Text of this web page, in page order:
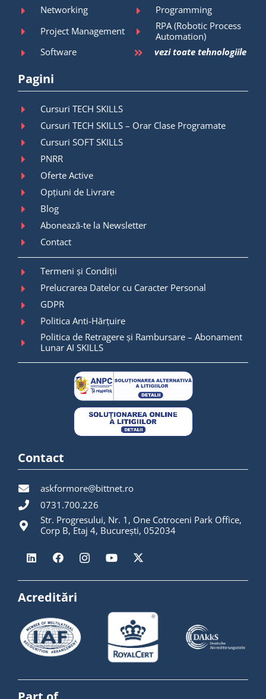
Networking
Programming
Project Management
RPA (Robotic Process
Automation)
Software
vezi toate tehnologiile
Pagini
Cursuri TECH SKILLS
Cursuri TECH SKILLS – Orar Clase Programate
Cursuri SOFT SKILLS
PNRR
Oferte Active
Opțiuni de Livrare
Blog
Abonează-te la Newsletter
Contact
Termeni și Condiții
Prelucrarea Datelor cu Caracter Personal
GDPR
Politica Anti-Hărțuire
Politica de Retragere și Rambursare – Abonament
Lunar AI SKILLS
Contact
askformore@bittnet.ro
0731.700.226
Str. Progresului, Nr. 1, One Cotroceni Park Office,
Corp B, Etaj 4, București, 052034
Acreditări